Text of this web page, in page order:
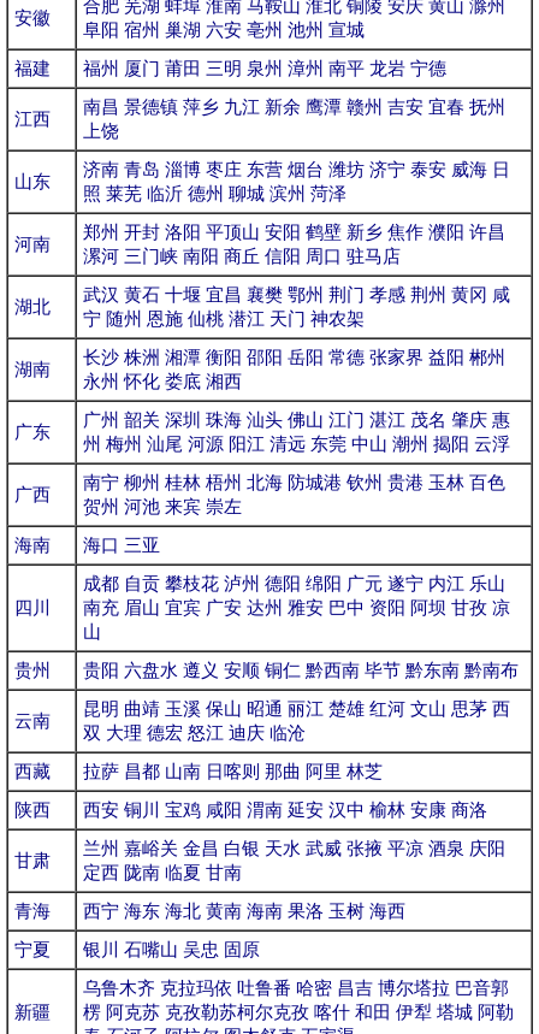
安徽
合肥 芜湖 蚌埠 淮南 马鞍山 淮北 铜陵 安庆 黄山 滁州
阜阳 宿州 巢湖 六安 亳州 池州 宣城
福建
福州 厦门 莆田 三明 泉州 漳州 南平 龙岩 宁德
江西
南昌 景德镇 萍乡 九江 新余 鹰潭 赣州 吉安 宜春 抚州
上饶
山东
济南 青岛 淄博 枣庄 东营 烟台 潍坊 济宁 泰安 威海 日
照 莱芜 临沂 德州 聊城 滨州 菏泽
河南
郑州 开封 洛阳 平顶山 安阳 鹤壁 新乡 焦作 濮阳 许昌
漯河 三门峡 南阳 商丘 信阳 周口 驻马店
湖北
武汉 黄石 十堰 宜昌 襄樊 鄂州 荆门 孝感 荆州 黄冈 咸
宁 随州 恩施 仙桃 潜江 天门 神农架
湖南
长沙 株洲 湘潭 衡阳 邵阳 岳阳 常德 张家界 益阳 郴州
永州 怀化 娄底 湘西
广东
广州 韶关 深圳 珠海 汕头 佛山 江门 湛江 茂名 肇庆 惠
州 梅州 汕尾 河源 阳江 清远 东莞 中山 潮州 揭阳 云浮
广西
南宁 柳州 桂林 梧州 北海 防城港 钦州 贵港 玉林 百色
贺州 河池 来宾 崇左
海南
海口 三亚
四川
成都 自贡 攀枝花 泸州 德阳 绵阳 广元 遂宁 内江 乐山
南充 眉山 宜宾 广安 达州 雅安 巴中 资阳 阿坝 甘孜 凉
山
贵州
贵阳 六盘水 遵义 安顺 铜仁 黔西南 毕节 黔东南 黔南布
云南
昆明 曲靖 玉溪 保山 昭通 丽江 楚雄 红河 文山 思茅 西
双 大理 德宏 怒江 迪庆 临沧
西藏
拉萨 昌都 山南 日喀则 那曲 阿里 林芝
陕西
西安 铜川 宝鸡 咸阳 渭南 延安 汉中 榆林 安康 商洛
甘肃
兰州 嘉峪关 金昌 白银 天水 武威 张掖 平凉 酒泉 庆阳
定西 陇南 临夏 甘南
青海
西宁 海东 海北 黄南 海南 果洛 玉树 海西
宁夏
银川 石嘴山 吴忠 固原
新疆
乌鲁木齐 克拉玛依 吐鲁番 哈密 昌吉 博尔塔拉 巴音郭
楞 阿克苏 克孜勒苏柯尔克孜 喀什 和田 伊犁 塔城 阿勒